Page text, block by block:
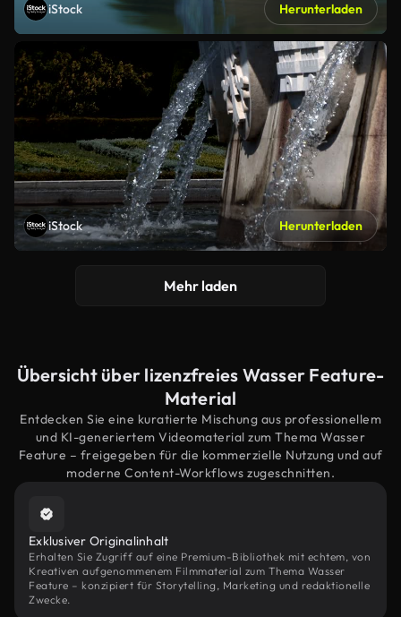
iStock Herunterladen
iStock Herunterladen
Mehr laden
Übersicht über lizenzfreies Wasser Feature-
Material
Entdecken Sie eine kuratierte Mischung aus professionellem
und KI-generiertem Videomaterial zum Thema Wasser
Feature – freigegeben für die kommerzielle Nutzung und auf
moderne Content-Workflows zugeschnitten.
Exklusiver Originalinhalt
Erhalten Sie Zugriff auf eine Premium-Bibliothek mit echtem, von
Kreativen aufgenommenem Filmmaterial zum Thema Wasser
Feature – konzipiert für Storytelling, Marketing und redaktionelle
Zwecke.